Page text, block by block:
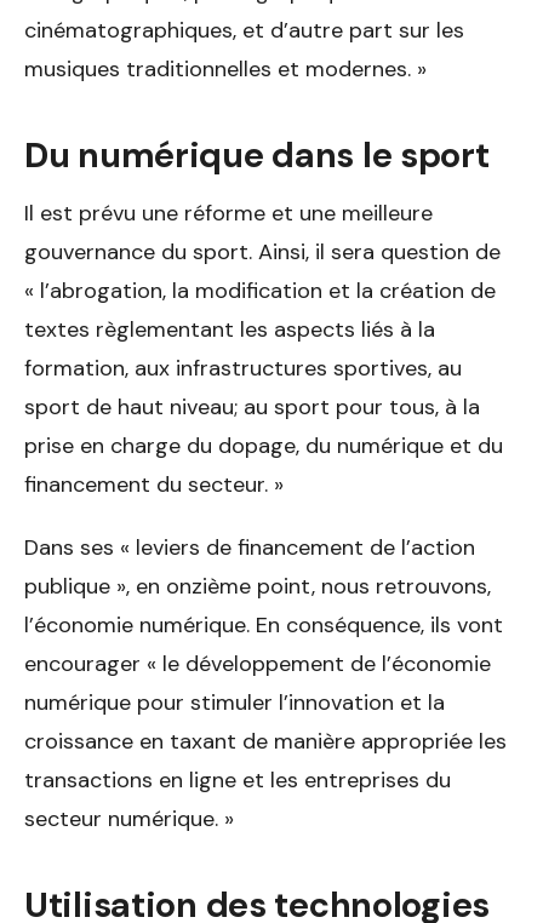
cinématographiques, et d’autre part sur les
musiques traditionnelles et modernes. »
Du numérique dans le sport
Il est prévu une réforme et une meilleure
gouvernance du sport. Ainsi, il sera question de
« l’abrogation, la modification et la création de
textes règlementant les aspects liés à la
formation, aux infrastructures sportives, au
sport de haut niveau; au sport pour tous, à la
prise en charge du dopage, du numérique et du
financement du secteur. »
Dans ses « leviers de financement de l’action
publique », en onzième point, nous retrouvons,
l’économie numérique. En conséquence, ils vont
encourager « le développement de l’économie
numérique pour stimuler l’innovation et la
croissance en taxant de manière appropriée les
transactions en ligne et les entreprises du
secteur numérique. »
Utilisation des technologies